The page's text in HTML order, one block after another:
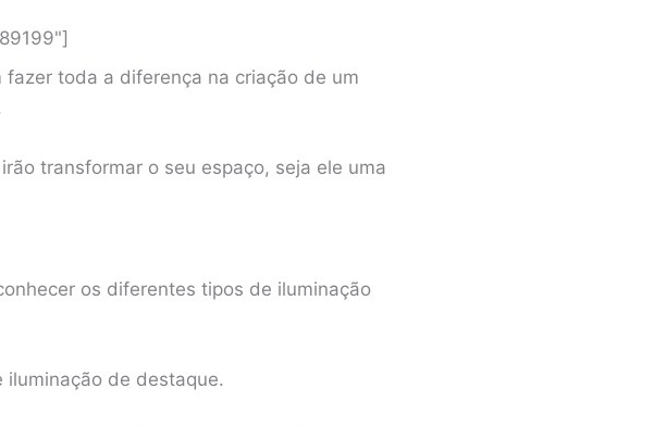
toda a diferença na criação de um
transformar o seu espaço, seja ele uma
os diferentes tipos de iluminação
iluminação de destaque.